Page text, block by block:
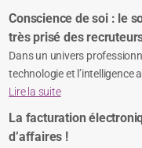
Conscience de soi : le
très prisé des
Dans un univers
technologie et l’intelligence
Lire la suite
La facturation
d’affaires !